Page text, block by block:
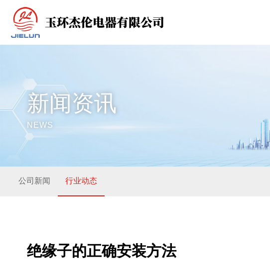
新闻资讯
NEWS
公司新闻 行业动态
绝缘子的正确安装方法